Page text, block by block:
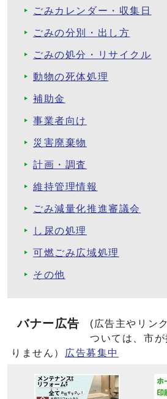
ごみカレンダー・収集日
ごみの分別・出し方
ごみの処分・リサイクル
動物の死体処理
補助金
事業者向け
災害廃棄物
計画・調査
維持管理情報
ごみ減量化推進審議会
し尿の処理
可燃ごみ広域処理
その他
バナー広告
(広告主やリン
ついては、市
りません）
広告募集中